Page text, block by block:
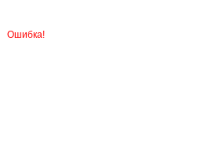
Ошибка!